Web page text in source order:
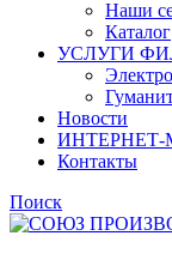
Наши
Каталог
УСЛУГИ
Новости
Контакты
Поиск